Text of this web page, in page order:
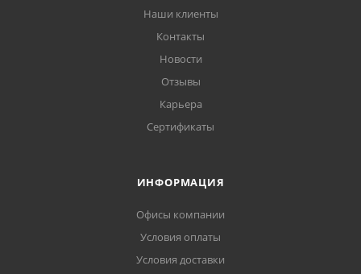
Наши клиенты
Контакты
Новости
Отзывы
Карьера
Сертификаты
ИНФОРМАЦИЯ
Офисы компании
Условия оплаты
Условия доставки